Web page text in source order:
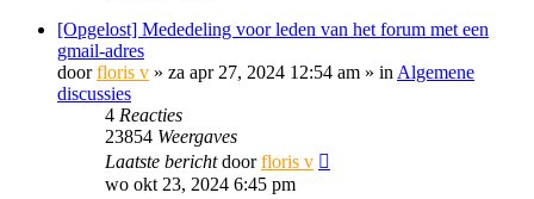
[Opgelost] Mededeling voor leden van het forum met een
gmail-adres
doorfloris v » za apr 27, 2024 12:54 am » in Algemene
discussies
4 Reacties
23854 Weergaves
Laatste berichtdoorfloris v
wo okt 23, 2024 6:45 pm